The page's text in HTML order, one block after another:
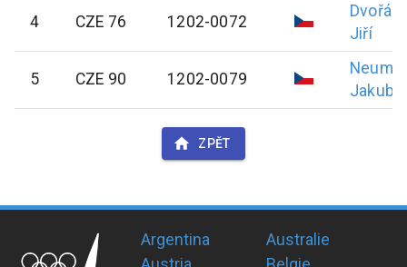
4 CZE 76 1202-0072
Dvořák
Jiří
5 CZE 90 1202-0079
Jakub
ZPĚT
Argentina
Australie